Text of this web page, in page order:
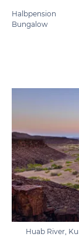
Halbpension
Bungalow
Huab River,